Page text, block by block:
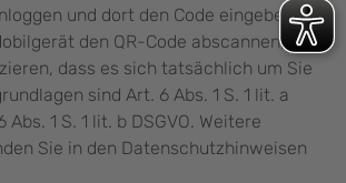
und dort den Code eingeben
den QR-Code abscannen,
dass es sich tatsächlich um Sie
sind Art. 6 Abs. 1 S. 1 lit. a
Abs. 1 S. 1 lit. b DSGVO. Weitere
Sie in den Datenschutzhinweisen